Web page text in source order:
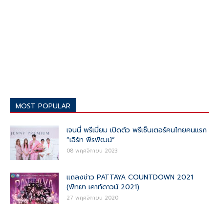
MOST POPULAR
เจนนี่ พรีเมี่ยม เปิดตัว พรีเซ็นเตอร์คนไทยคนแรก
“เอิร์ท พีรพัฒน์”
08 พฤศจิกายน 2023
แถลงข่าว PATTAYA COUNTDOWN 2021
(พัทยา เคาท์ดาวน์ 2021)
27 พฤศจิกายน 2020